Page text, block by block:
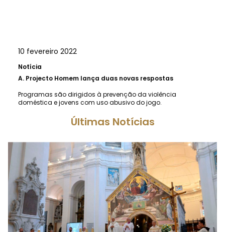
10 fevereiro 2022
Notícia
A. Projecto Homem lança duas novas respostas
Programas são dirigidos à prevenção da violência
doméstica e jovens com uso abusivo do jogo.
Últimas Notícias